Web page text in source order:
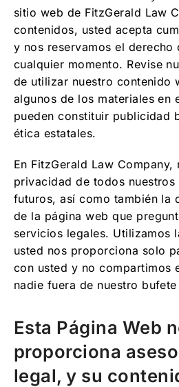
relación de abogado-
Comunicación
sitio web de FitzGerald Law
contenidos, usted acepta
y nos reservamos el
cualquier momento. Revise
de utilizar nuestro contenido
algunos de los materiales en
pueden constituir publicidad
ética estatales.
En FitzGerald Law Company,
privacidad de todos
futuros, así como también la
de la página web que
servicios legales. Utilizamos
usted nos proporciona solo
con usted y no compartimos
nadie fuera de nuestro
Esta Página Web
proporciona
legal, y su